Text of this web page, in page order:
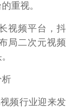
重视。
视频平台，抖
局二次元视频
析
频行业迎来发